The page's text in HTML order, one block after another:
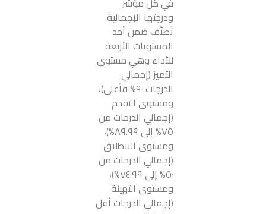
ودرجتها الإجمالية
تُصنَّف ضمن أحد
المستويات الأربعة
للأداء وهي مستوى
التميز (إجمالي
الدرجات ٩٠% فأعلى)،
ومستوى التقدم
(إجمالي الدرجات من
٧٥% إلى ٨٩.٩٩%)،
ومستوى الانطلاق
(إجمالي الدرجات من
٥٠% إلى ٧٤.٩٩%)،
ومستوى التهيئة
(إجمالي الدرجات أقل